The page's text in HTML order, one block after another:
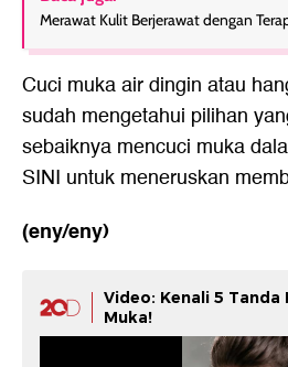
Merawat Kulit Berjerawat dengan
Cuci muka air dingin atau
sudah mengetahui pilihan
sebaiknya mencuci muka
SINI untuk meneruskan
(eny/eny)
Video: Kenali 5 Tanda
Muka!